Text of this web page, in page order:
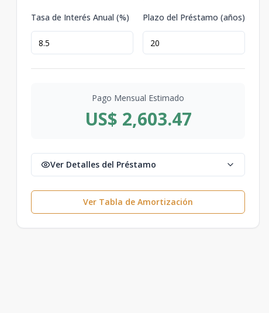
Tasa de Interés Anual (%) Plazo del Préstamo (años)
Pago Mensual Estimado
US$ 2,603.47
Ver Detalles del Préstamo
Ver Tabla de Amortización